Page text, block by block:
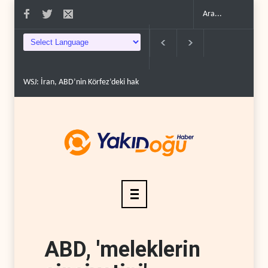
WSJ: İran, ABD’nin Körfez’deki hakimiyetini sona erdir..
ABD, 'meleklerin